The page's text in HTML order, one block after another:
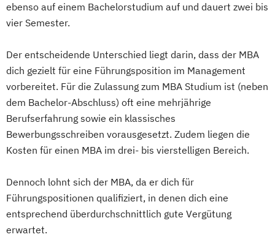
ebenso auf einem Bachelorstudium auf und dauert zwei bis
vier Semester.
Der entscheidende Unterschied liegt darin, dass der MBA
dich gezielt für eine Führungsposition im Management
vorbereitet. Für die Zulassung zum MBA Studium ist (neben
dem Bachelor-Abschluss) oft eine mehrjährige
Berufserfahrung sowie ein klassisches
Bewerbungsschreiben vorausgesetzt. Zudem liegen die
Kosten für einen MBA im drei- bis vierstelligen Bereich.
Dennoch lohnt sich der MBA, da er dich für
Führungspositionen qualifiziert, in denen dich eine
entsprechend überdurchschnittlich gute Vergütung
erwartet.